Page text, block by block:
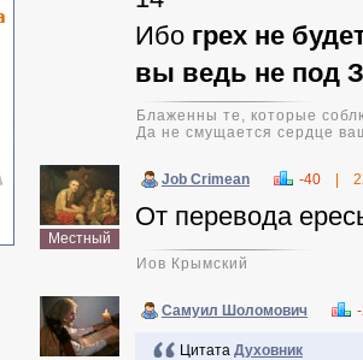
Ибо грех не
вы ведь не под
Блаженны те, которые
Да не смущается сердце
Местный
Job Crimean -40
От перевода
Иов Крымский
Самуил Шоломович
Цитата Духовник